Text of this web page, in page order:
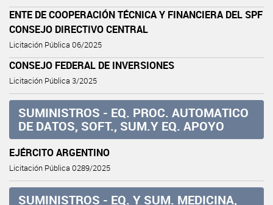
ENTE DE COOPERACIÓN TÉCNICA Y FINANCIERA DEL SPF
CONSEJO DIRECTIVO CENTRAL
Licitación Pública 06/2025
CONSEJO FEDERAL DE INVERSIONES
Licitación Pública 3/2025
SUMINISTROS - EQ. PROC. AUTOMATICO
DE DATOS, SOFT., SUM.Y EQ. APOYO
EJÉRCITO ARGENTINO
Licitación Pública 0289/2025
SUMINISTROS - EQ. Y SUM. MEDICINA,